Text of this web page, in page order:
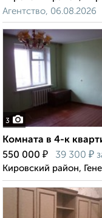
Агентство, 06.08.2026
3
Комната в 4-к
550 000 ₽ 39 300 ₽
Кировский район,